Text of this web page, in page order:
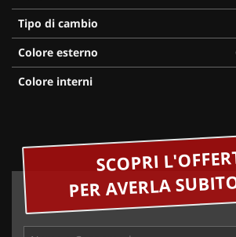
Tipo di cambio
Colore esterno
Colore interni
SCOPRI
PER AVERLA